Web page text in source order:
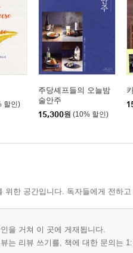
할인)
주당셰프들의 오늘밤
술안주
15,300원 (10% 할인)
위한 공간입니다. 독자들에게 전하
을 거쳐 이 곳에 게재됩니다.
는 리뷰 쓰기를, 책에 대한 문의는